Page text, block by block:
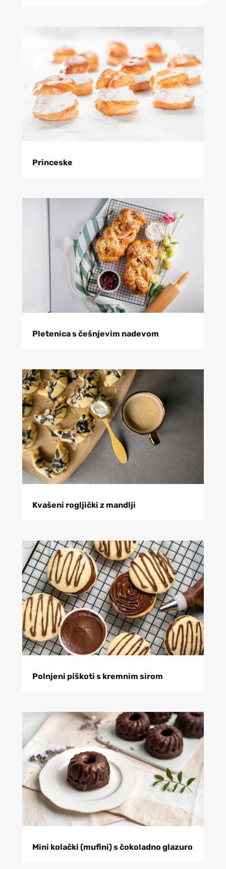
Princeske
Pletenica s češnjevim nadevom
Kvašeni rogljički z mandlji
Polnjeni piškoti s kremnim sirom
Mini kolački (mufini) s čokoladno glazuro